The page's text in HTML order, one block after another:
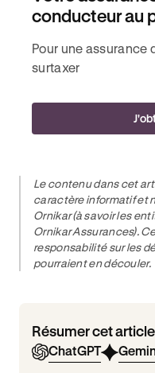
conducteur au
Pour une assurance
surtaxer
Le contenu dans cet
caractère informatif et
Ornikar (à savoir les
Ornikar Assurances).
responsabilité sur les
pourraient en découler.
Résumer cet
ChatGPT